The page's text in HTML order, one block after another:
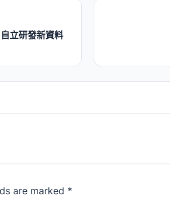
立研發新資料
are marked *